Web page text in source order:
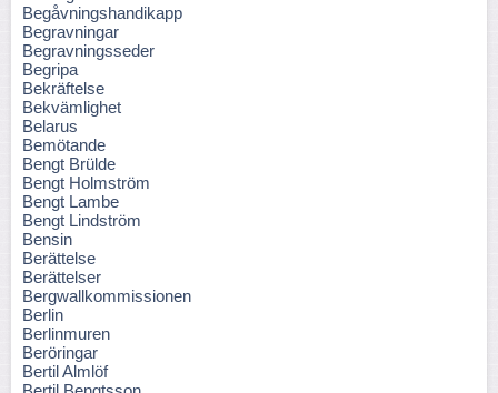
Begåvningshandikapp
Begravningar
Begravningsseder
Begripa
Bekräftelse
Bekvämlighet
Belarus
Bemötande
Bengt Brülde
Bengt Holmström
Bengt Lambe
Bengt Lindström
Bensin
Berättelse
Berättelser
Bergwallkommissionen
Berlin
Berlinmuren
Beröringar
Bertil Almlöf